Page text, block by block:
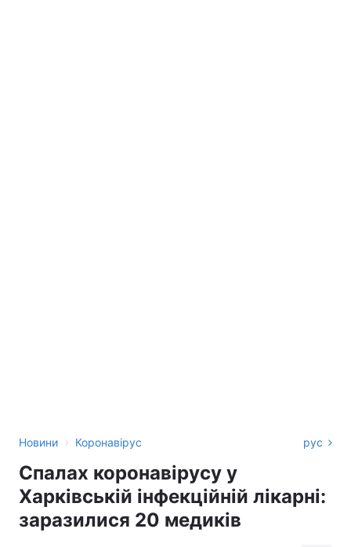
Новини › Коронавірус рус
Спалах коронавірусу у
Харківській інфекційній лікарні:
заразилися 20 медиків